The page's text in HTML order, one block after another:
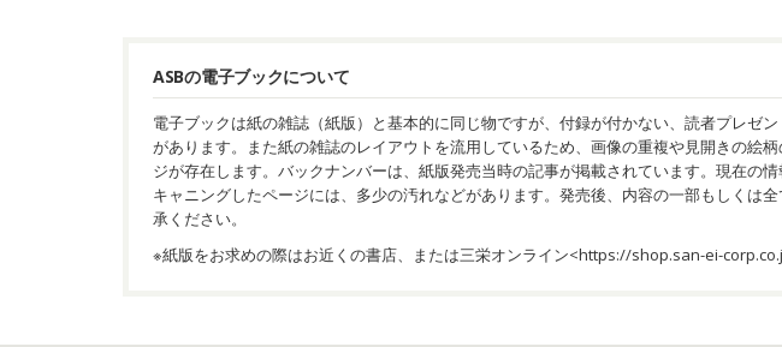
ASBの電子ブックについて
電子ブックは紙の雑誌（紙版）と基本的に同じ物ですが、付録が付かない、読者プレゼ
があります。また紙の雑誌のレイアウトを流用しているため、画像の重複や見開きの絵
ジが存在します。バックナンバーは、紙版発売当時の記事が掲載されています。現在の
キャニングしたページには、多少の汚れなどがあります。発売後、内容の一部もしくは
承ください。
※紙版をお求めの際はお近くの書店、または三栄オンライン<https://shop.san-ei-